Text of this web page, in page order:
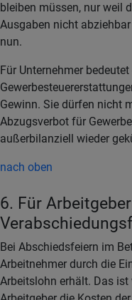
bleiben müssen, nur weil
Ausgaben nicht
nun.
Für Unternehmer
Gewinn. Sie dürfen nicht
Abzugsverbot für
außerbilanziell wieder
nach oben
6. Für
Bei Abschiedsfeiern im
Arbeitnehmer durch die
Arbeitslohn erhält. Das